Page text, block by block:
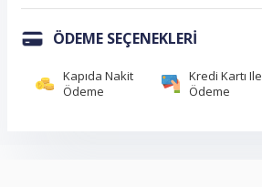
ÖDEME SEÇENEKLERI
Kapıda Nakit
Ödeme
Kredi Kartı Ile
Ödeme